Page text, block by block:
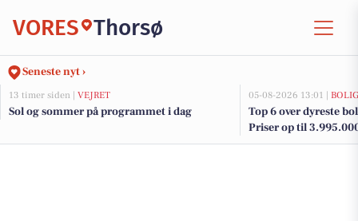
VORES Thorsø
Seneste nyt ›
13 timer siden | VEJRET
Sol og sommer på programmet i dag
05-08-2026 13:01 |
Top 6 over dyreste
Priser op til